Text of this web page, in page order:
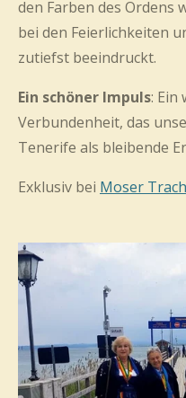
den Farben des Ordens
bei den Feierlichkeiten
zutiefst beeindruckt.
Ein schöner Impuls: Ein
Verbundenheit, das
Tenerife als bleibende
Exklusiv bei Moser